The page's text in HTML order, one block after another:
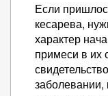
Если
кесарева,
характер
примеси в их
заболевании,